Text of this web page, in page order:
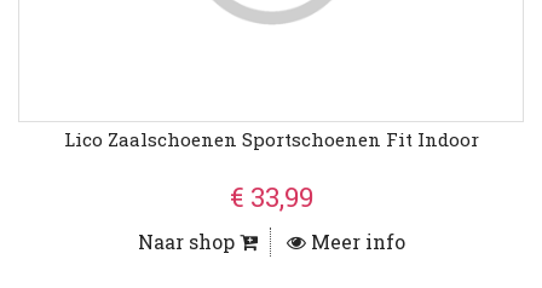
Lico Zaalschoenen Sportschoenen Fit Indoor
€ 33,99
Naar shop Meer info